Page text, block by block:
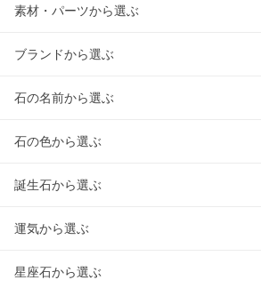
素材・パーツから選ぶ
ブランドから選ぶ
石の名前から選ぶ
石の色から選ぶ
誕生石から選ぶ
運気から選ぶ
星座石から選ぶ